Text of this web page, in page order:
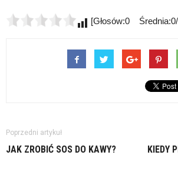
[Głosów:0
Poprzedni artykuł
JAK ZROBIĆ SOS DO KAWY?
KIEDY